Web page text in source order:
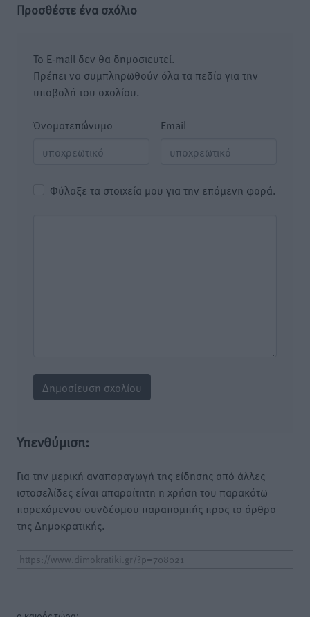
Προσθέστε ένα σχόλιο
Το E-mail δεν θα δημοσιευτεί.
Πρέπει να συμπληρωθούν όλα τα πεδία για την
υποβολή του σχολίου.
Όνοματεπώνυμο Email
Φύλαξε τα στοιχεία μου για την επόμενη φορά.
Υπενθύμιση:
Για την μερική αναπαραγωγή της είδησης από άλλες
ιστοσελίδες είναι απαραίτητη η χρήση του παρακάτω
παρεχόμενου συνδέσμου παραπομπής προς το άρθρο
της Δημοκρατικής.